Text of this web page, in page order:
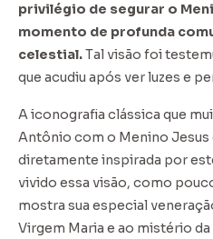
privilégio de segurar o
momento de profunda
celestial.Tal visão foi
que acudiu após ver luzes e
A iconografia clássica que
Antônio com o Menino Jesus
diretamente inspirada por
vivido essa visão, como
mostra sua especial
Virgem Maria e ao mistério